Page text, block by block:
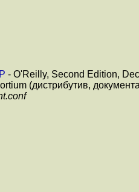
- O'Reilly, Second Edition,
(дистрибутив,